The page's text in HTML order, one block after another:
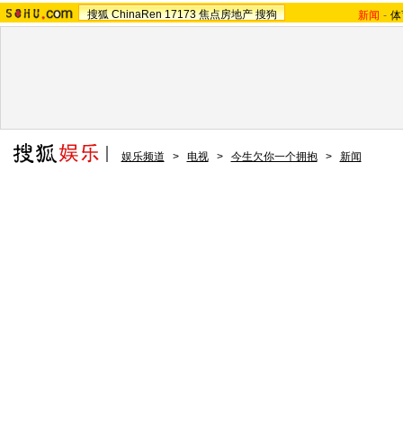
搜狐 ChinaRen 17173 焦点房地产 搜狗 新闻 -
娱乐频道 > 电视 > 今生欠你一个拥抱 > 新闻